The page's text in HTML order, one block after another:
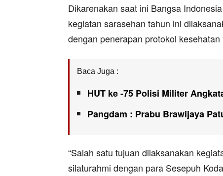
Dikarenakan saat ini Bangsa
kegiatan sarasehan tahun ini
dengan penerapan protokol kesehatan
Baca Juga :
HUT ke -75 Polisi Militer
Pangdam : Prabu Brawijaya
“Salah satu tujuan dilaksanakan
silaturahmi dengan para Sesepuh